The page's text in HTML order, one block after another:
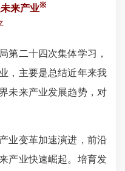
来产业※
二十四次集体学习，
，主要是总结近年来我
未来产业发展趋势，对
变革加速演进，前沿
产业快速崛起。培育发